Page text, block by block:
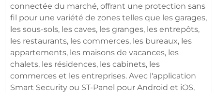
connectée du marché, offrant une protection sans
fil pour une variété de zones telles que les garages,
les sous-sols, les caves, les granges, les entrepôts,
les restaurants, les commerces, les bureaux, les
appartements, les maisons de vacances, les
chalets, les résidences, les cabinets, les
commerces et les entreprises. Avec l'application
Smart Security ou ST-Panel pour Android et iOS,